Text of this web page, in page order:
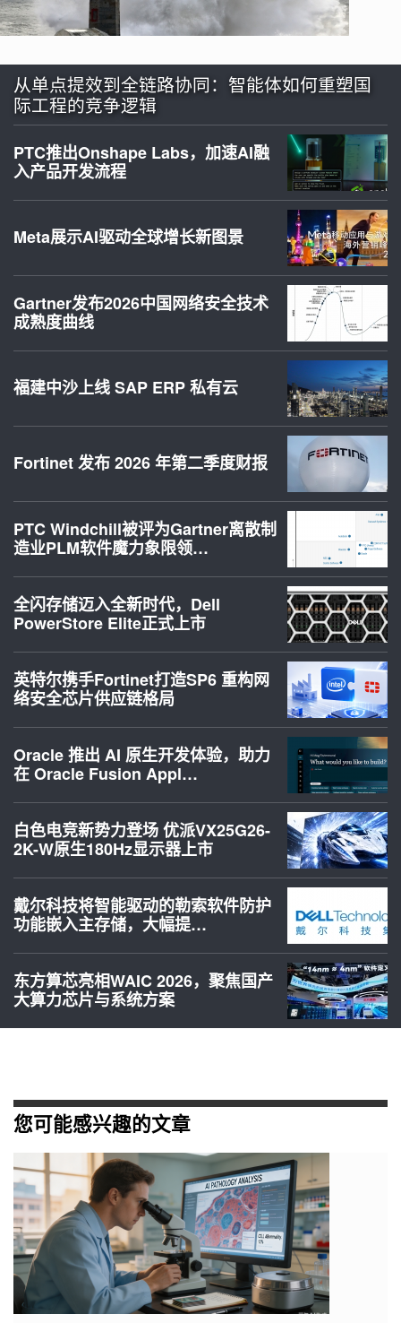
从单点提效到全链路协同：智能体如何重塑国
际工程的竞争逻辑
PTC推出Onshape Labs，加速AI融
入产品开发流程
Meta展示AI驱动全球增长新图景
Gartner发布2026中国网络安全技术
成熟度曲线
福建中沙上线 SAP ERP 私有云
Fortinet 发布 2026 年第二季度财报
PTC Windchill被评为Gartner离散制
造业PLM软件魔力象限领…
全闪存储迈入全新时代，Dell
PowerStore Elite正式上市
英特尔携手Fortinet打造SP6 重构网
络安全芯片供应链格局
Oracle 推出 AI 原生开发体验，助力
在 Oracle Fusion Appl…
白色电竞新势力登场 优派VX25G26-
2K-W原生180Hz显示器上市
戴尔科技将智能驱动的勒索软件防护
功能嵌入主存储，大幅提…
东方算芯亮相WAIC 2026，聚焦国产
大算力芯片与系统方案
您可能感兴趣的文章